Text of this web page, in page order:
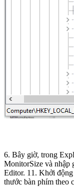
6. Bây giờ, trong Explorer, bạn sẽ thấy mục Scaling được tạo
MonitorSize và nhập
Editor. 11. Khởi động lại hệ thống Windows 10 của bạn. Kích thước của bàn phím cảm ứng có thể dễ dàng sửa đổi thông qua Trình Registry Editor. Một tinh chỉnh nhanh cho Registry sẽ giúp bạn thay đổi kích
thước bàn phím theo